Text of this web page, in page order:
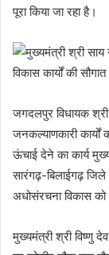
पूरा किया जा रहा है।
जगदलपुर विधायक
जनकल्याणकारी
ऊंचाई देने का कार्य
सारंगढ़-बिलाईगढ़
अधोसंरचना विकास
मुख्यमंत्री श्री विष्णु